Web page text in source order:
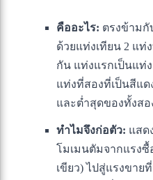
คืออะไร: ตรงข้ามกั
ด้วยแท่งเทียน 2 แท่
กัน แท่งแรกเป็นแท่ง
แท่งที่สองที่เป็นสีแด
และต่ำสุดของทั้งส
ทำไมจึงก่อตัว: แสด
โมเมนตัมจากแรงซื้
เขียว) ไปสู่แรงขาย